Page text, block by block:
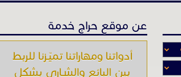
عن موقع حراج خدمة
أدواتنا ومهاراتنا تميّـزنا للربط
بين البائع والشـاري بشكل